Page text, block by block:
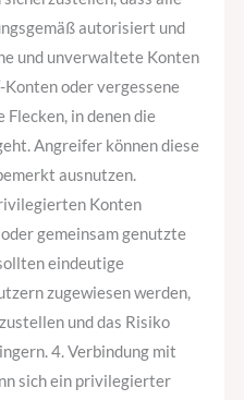
autorisiert und
und unverwaltete Konten
Konten oder vergessene
in denen die
Angreifer können diese
ausnutzen.
Konten
gemeinsam genutzte
eindeutige
zugewiesen werden,
und das Risiko
4. Verbindung mit
sich ein privilegierter